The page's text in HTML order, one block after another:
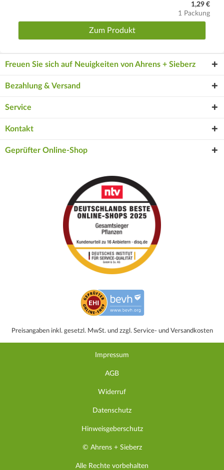
1,29 €
1 Packung
Zum Produkt
Freuen Sie sich auf Neuigkeiten von Ahrens + Sieberz
Bezahlung & Versand
Service
Kontakt
Geprüfter Online-Shop
Preisangaben inkl. gesetzl. MwSt. und zzgl. Service- und Versandkosten
Impressum
AGB
Widerruf
Datenschutz
Hinweisgeberschutz
© Ahrens + Sieberz
Alle Rechte vorbehalten